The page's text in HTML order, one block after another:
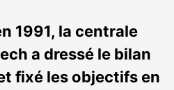
aux
abonnés
1991, la centrale
a dressé le bilan
fixé les objectifs en